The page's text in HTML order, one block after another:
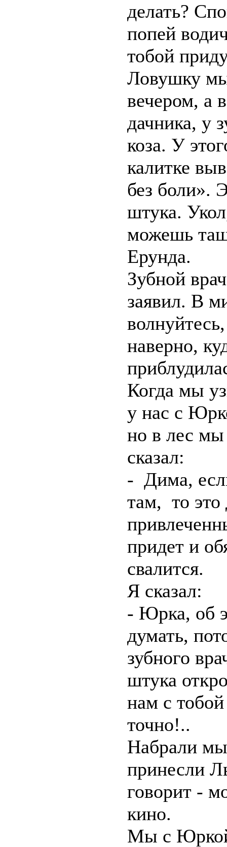
делать?
попей
тобой
Ловушку
вечером, а
дачника, у
коза. У
калитке
без боли».
штука.
можешь
Ерунда.
Зубной
заявил. В
наверно,
Когда мы
у нас с
но в лес
сказал:
- Дима,
там, то
придет и
свалится.
Я сказал:
- Юрка, об
думать,
зубного
штука
нам с тобой
точно!..
Набрали
принесли
говорит -
кино.
Мы с